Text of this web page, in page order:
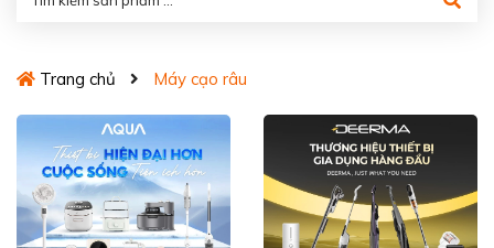
Trang chủ Máy cạo râu